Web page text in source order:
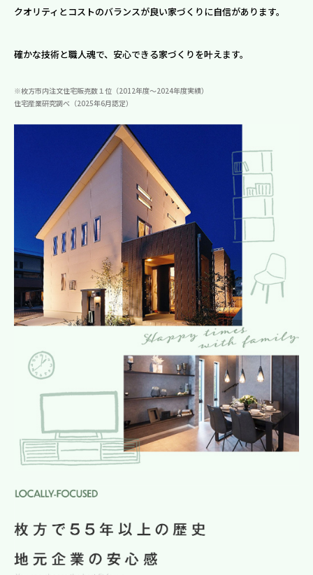
クオリティとコストのバランスが良い家づくりに自信があります。
確かな技術と職人魂で、安心できる家づくりを叶えます。
※枚方市内注文住宅販売数１位（2012年度～2024年度実績）
住宅産業研究調べ（2025年6月認定）